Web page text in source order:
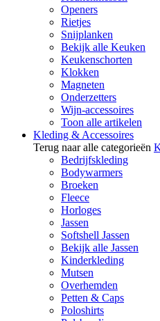
Openers
Rietjes
Snijplanken
Bekijk alle Keuken
Keukenschorten
Klokken
Magneten
Onderzetters
Wijn-accessoires
Toon alle artikelen
Kleding & Accessoires
Terug naar alle categorieën
Bedrijfskleding
Bodywarmers
Broeken
Fleece
Horloges
Jassen
Softshell Jassen
Bekijk alle Jassen
Kinderkleding
Mutsen
Overhemden
Petten & Caps
Poloshirts